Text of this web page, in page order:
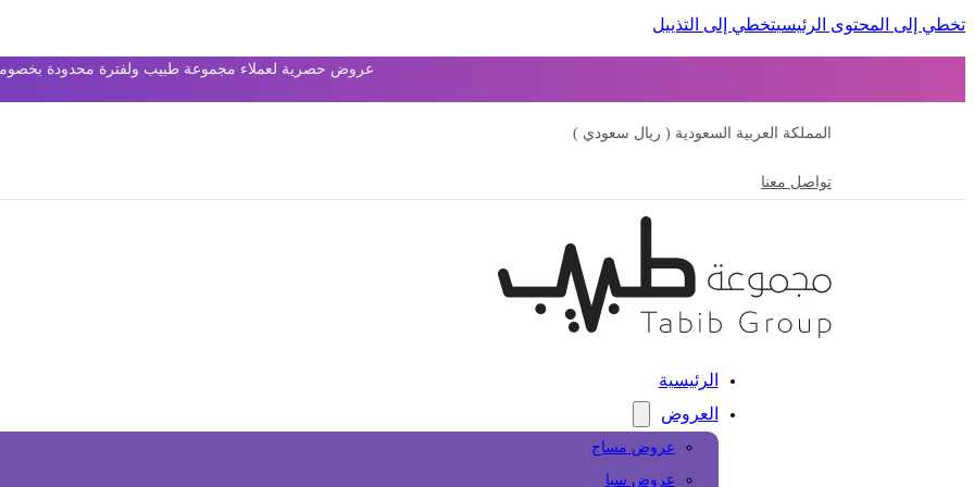
تخطي إلى المحتوى الرئيسيتخطي إلى التذييل
عروض حصرية لعملاء مجموعة طبيب ولفترة محدودة بخصومات
المملكة العربية السعودية ( ريال سعودي )
تواصل معنا
الرئيسية
العروض
عروض مساج
عروض سبا